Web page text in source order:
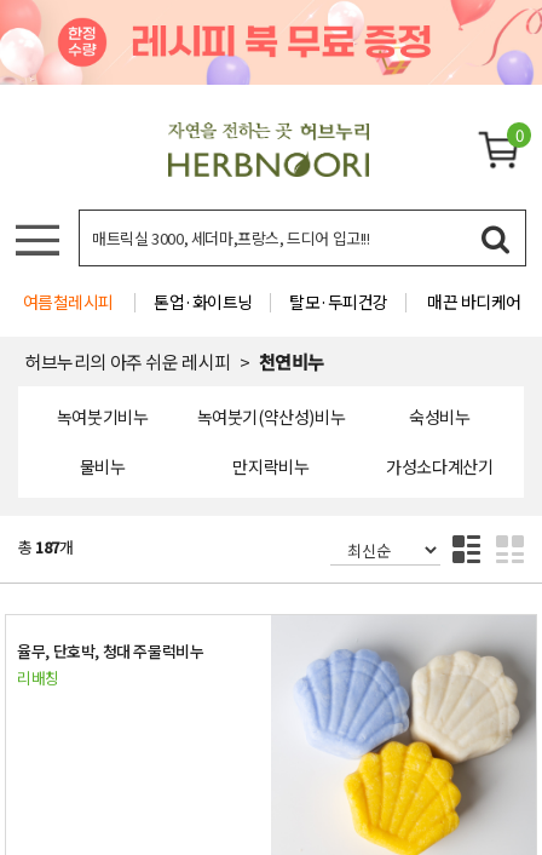
0
여름철레시피 톤업·화이트닝 탈모·두피건강 매끈 바디케어
허브누리의 아주 쉬운 레시피 천연비누
녹여붓기비누 녹여붓기(약산성)비누 숙성비누
물비누 만지락비누 가성소다계산기
총 187개
율무, 단호박, 청대 주물럭비누
리배칭